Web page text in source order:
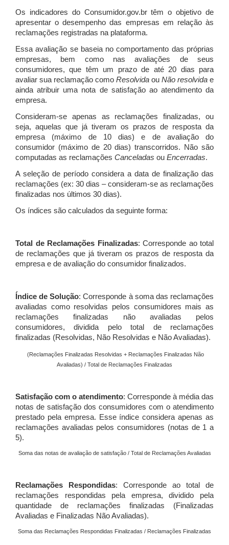
Os indicadores do Consumidor.gov.br têm o objetivo de
apresentar o desempenho das empresas em relação às
reclamações registradas na plataforma.
Essa avaliação se baseia no comportamento das próprias
empresas, bem como nas avaliações de seus
consumidores, que têm um prazo de até 20 dias para
avaliar sua reclamação como Resolvida ou Não resolvida e
ainda atribuir uma nota de satisfação ao atendimento da
empresa.
Consideram-se apenas as reclamações finalizadas, ou
seja, aquelas que já tiveram os prazos de resposta da
empresa (máximo de 10 dias) e de avaliação do
consumidor (máximo de 20 dias) transcorridos. Não são
computadas as reclamações Canceladas ou Encerradas.
A seleção de período considera a data de finalização das
reclamações (ex: 30 dias – consideram-se as reclamações
finalizadas nos últimos 30 dias).
Os índices são calculados da seguinte forma:
Total de Reclamações Finalizadas: Corresponde ao total
de reclamações que já tiveram os prazos de resposta da
empresa e de avaliação do consumidor finalizados.
Índice de Solução: Corresponde à soma das reclamações
avaliadas como resolvidas pelos consumidores mais as
reclamações finalizadas não avaliadas pelos
consumidores, dividida pelo total de reclamações
finalizadas (Resolvidas, Não Resolvidas e Não Avaliadas).
(Reclamações Finalizadas Resolvidas + Reclamações Finalizadas Não
Avaliadas) / Total de Reclamações Finalizadas
Satisfação com o atendimento: Corresponde à média das
notas de satisfação dos consumidores com o atendimento
prestado pela empresa. Esse índice considera apenas as
reclamações avaliadas pelos consumidores (notas de 1 a
5).
Soma das notas de avaliação de satisfação / Total de Reclamações Avaliadas
Reclamações Respondidas: Corresponde ao total de
reclamações respondidas pela empresa, dividido pela
quantidade de reclamações finalizadas (Finalizadas
Avaliadas e Finalizadas Não Avaliadas).
Soma das Reclamações Respondidas Finalizadas / Reclamações Finalizadas